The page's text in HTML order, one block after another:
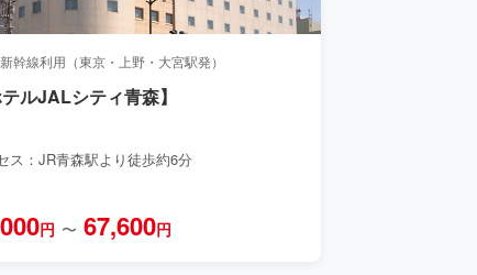
幹線利用（東京・上野・大宮駅発）
テルJALシティ青森】
ス：JR青森駅より徒歩約6分
円 〜 67,600円